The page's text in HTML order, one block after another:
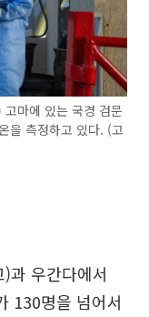
마에 있는 국경 검문
을 측정하고 있다. (고
과 우간다에서
130명을 넘어서